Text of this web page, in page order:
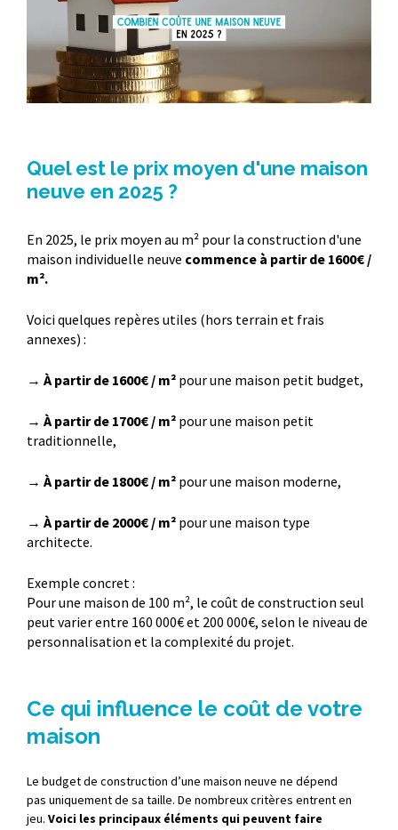
Quel est le prix moyen d'une maison
neuve en 2025 ?
En 2025, le prix moyen au m² pour la construction d'une
maison individuelle neuve commence à partir de 1600€ /
m².
Voici quelques repères utiles (hors terrain et frais
annexes) :
→ À partir de 1600€ / m² pour une maison petit budget,
→ À partir de 1700€ / m² pour une maison petit
traditionnelle,
→ À partir de 1800€ / m² pour une maison moderne,
→ À partir de 2000€ / m² pour une maison type
architecte.
Exemple concret :
Pour une maison de 100 m², le coût de construction seul
peut varier entre 160 000€ et 200 000€, selon le niveau de
personnalisation et la complexité du projet.
Ce qui influence le coût de votre
maison
Le budgetde construction d’une maison neuve ne dépend
pas uniquementde sa taille. De nombreuxcritères entrenten
jeu. Voici les principaux éléments qui peuvent faire